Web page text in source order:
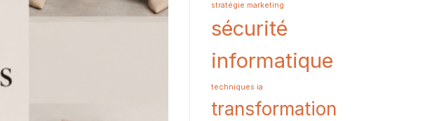
stratégie marketing
sécurité
informatique
techniques ia
transformation